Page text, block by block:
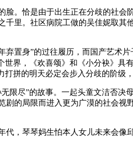
恰是由于出生正在分歧的社会
里。社区病院工做的吴佳妮取其
身”的过往履历，而国产艺术
界，《欢喜颂》和《小分袂》具
拼的明天必定会步入分歧的阶级
尽”的故事。一起头童文洁否决
的局限而进入更为广漠的社会
琴琴妈生怕本人女儿未来会像